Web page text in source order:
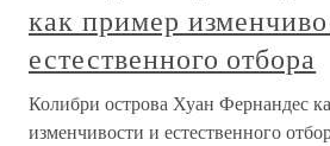
как пример
естественного отбора
Колибри острова Хуан Фернандес
изменчивости и естественного